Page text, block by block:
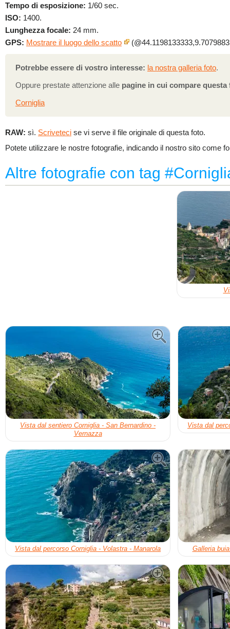
Tempo di esposizione: 1/60 sec.
ISO: 1400.
Lunghezza focale: 24 mm.
GPS: Mostrare il luogo dello scatto
Potrebbe essere di vostro interesse: la nostra galleria foto.
Oppure prestate attenzione alle pagine in cui compare
Corniglia
RAW: sì. Scriveteci se vi serve il file originale di questa foto.
Potete utilizzare le nostre fotografie, indicando il nostro sito come
Altre fotografie con tag
Vista dal sentiero Corniglia - San Bernardino -
Vernazza
Vista dal
Vista dal percorso Corniglia - Volastra - Manarola Galleria